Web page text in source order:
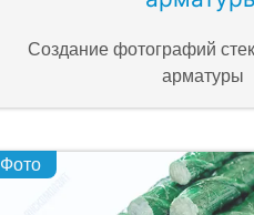
Создание фотографий
арматуры
Фото